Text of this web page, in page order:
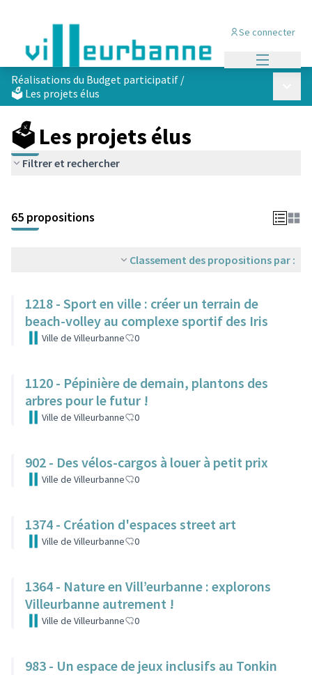
Se connecter
Réalisations du Budget participatif /
🗳️ Les projets élus
🗳️ Les projets élus
Filtrer et rechercher
+
−
65 propositions
Classement des propositions par :
1218 - Sport en ville : créer un terrain de
beach-volley au complexe sportif des Iris
Ville de Villeurbanne 0
1120 - Pépinière de demain, plantons des
arbres pour le futur !
Ville de Villeurbanne 0
902 - Des vélos-cargos à louer à petit prix
Ville de Villeurbanne 0
1374 - Création d'espaces street art
Ville de Villeurbanne 0
1364 - Nature en Vill’eurbanne : explorons
Villeurbanne autrement !
Ville de Villeurbanne 0
983 - Un espace de jeux inclusifs au Tonkin